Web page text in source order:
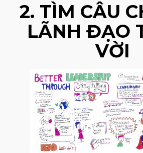
2. TÌM CÂU
LÃNH ĐẠO
VỜI